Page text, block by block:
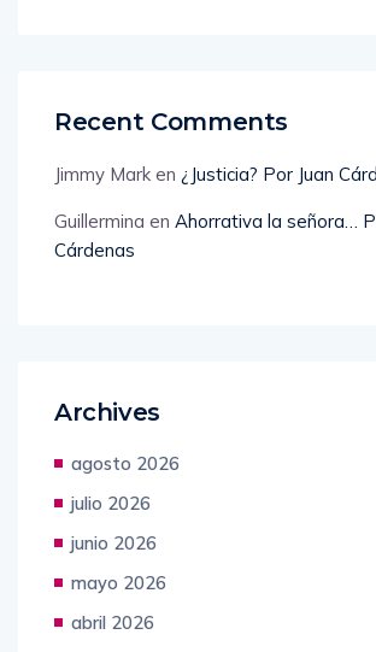
Recent Comments
Jimmy Mark en ¿Justicia? Por Juan
Guillermina en Ahorrativa la señora…
Cárdenas
Archives
agosto 2026
julio 2026
junio 2026
mayo 2026
abril 2026